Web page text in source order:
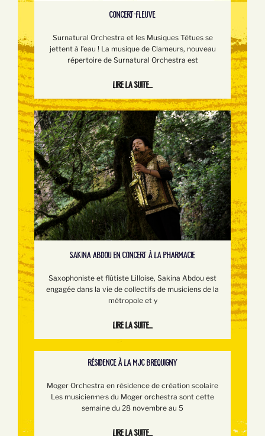
CONCERT-FLEUVE
Surnatural Orchestra et les Musiques Têtues se
jettent à l’eau ! La musique de Clameurs, nouveau
répertoire de Surnatural Orchestra est
Lire la suite...
SAKINA ABDOU EN CONCERT À LA PHARMACIE
Saxophoniste et flûtiste Lilloise, Sakina Abdou est
engagée dans la vie de collectifs de musiciens de la
métropole et y
Lire la suite...
RÉSIDENCE À LA MJC BREQUIGNY
Moger Orchestra en résidence de création scolaire
Les musicien·ne·s du Moger orchestra sont cette
semaine du 28 novembre au 5
Lire la suite...